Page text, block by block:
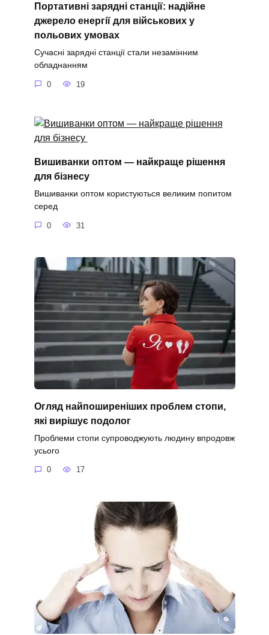
Портативні зарядні станції: надійне
джерело енергії для військових у
польових умовах
Сучасні зарядні станції стали незамінним
обладнанням
0 19
Вишиванки оптом — найкраще рішення
для бізнесу
Вишиванки оптом користуються великим попитом
серед
0 31
Огляд найпоширеніших проблем стопи,
які вирішує подолог
Проблеми стопи супроводжують людину впродовж
усього
0 17